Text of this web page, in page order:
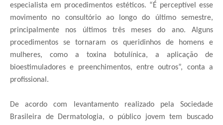
especialista em procedimentos estéticos. “É perceptível esse
movimento no consultório ao longo do último semestre,
principalmente nos últimos três meses do ano. Alguns
procedimentos se tornaram os queridinhos de homens e
mulheres, como a toxina botulínica, a aplicação de
bioestimuladores e preenchimentos, entre outros”, conta a
profissional.
De acordo com levantamento realizado pela Sociedade
Brasileira de Dermatologia, o público jovem tem buscado